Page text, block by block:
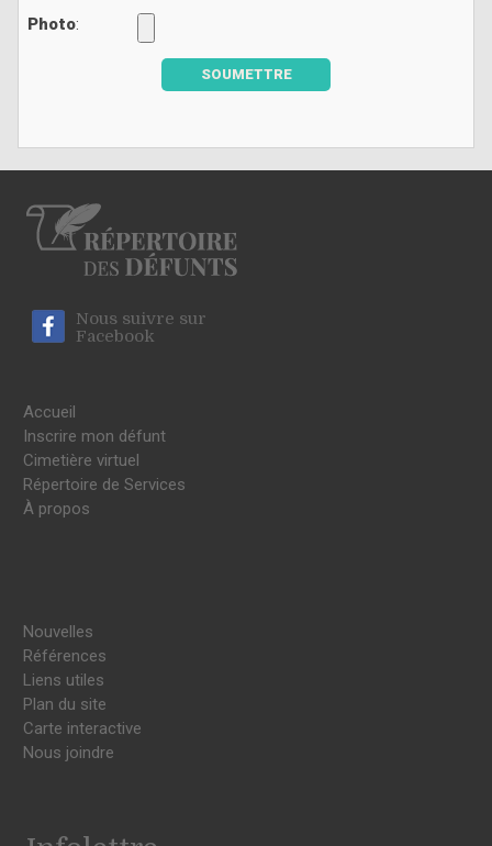
Photo:
SOUMETTRE
Nous suivre sur
Facebook
Accueil
Inscrire mon défunt
Cimetière virtuel
Répertoire de Services
À propos
Nouvelles
Références
Liens utiles
Plan du site
Carte interactive
Nous joindre